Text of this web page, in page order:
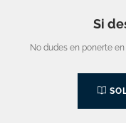
Si
No dudes en ponerte